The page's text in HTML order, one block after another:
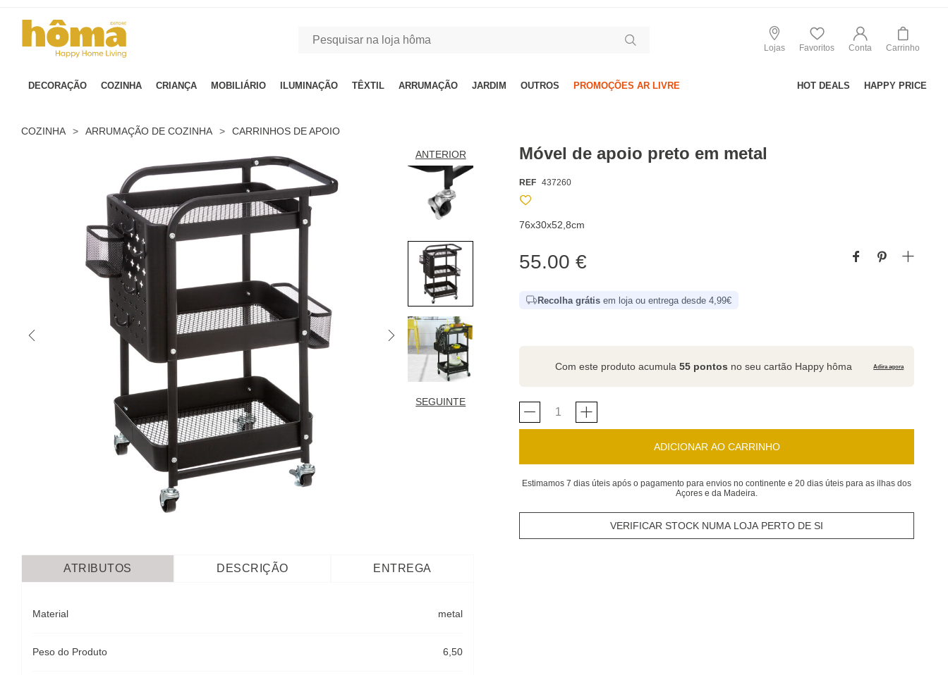
Lojas Favoritos Conta Carrinho
DECORAÇÃO COZINHA CRIANÇA MOBILIÁRIO ILUMINAÇÃO TÊXTIL ARRUMAÇÃO JARDIM OUTROS PROMOÇÕES AR LIVRE HOT DEALS HAPPY PRICE
COZINHA > ARRUMAÇÃO DE COZINHA > CARRINHOS DE APOIO
ANTERIOR
SEGUINTE
Móvel de apoio preto em metal
REF 437260
76x30x52,8cm
55.00 €
Recolha grátis em loja ou entrega desde 4,99€
Com este produto acumula55 pontos no seu cartão Happy hôma Adira agora
ADICIONAR AO CARRINHO
Estimamos 7 dias úteis após o pagamento para envios no continente e 20 dias úteis para as ilhas dos
Açores e da Madeira.
VERIFICAR STOCK NUMA LOJA PERTO DE SI
ATRIBUTOS DESCRIÇÃO ENTREGA
Material metal
Peso do Produto 6,50